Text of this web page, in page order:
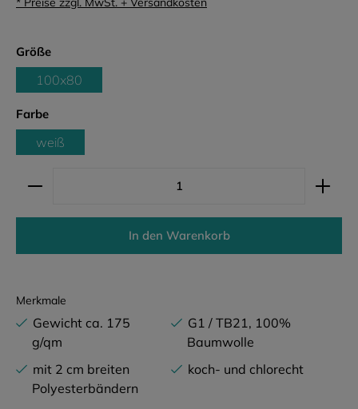
Größeauswählen
100x80
Farbeauswählen
weiß
Produkt Anzahl: Gib den gewünschten Wert ein
In den Warenkorb
Merkmale
Gewicht ca. 175
g/qm
G1 / TB21, 100%
Baumwolle
mit 2 cm breiten
Polyesterbändern
koch- und chlorecht